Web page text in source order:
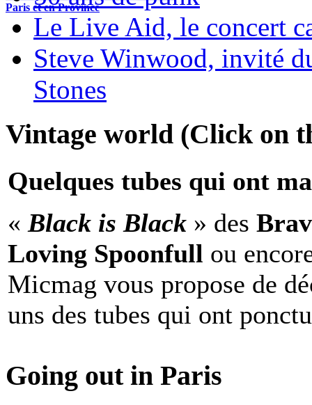
Paris et en Province
Le Live Aid, le concert
Steve Winwood, invité
Stones
Vintage world (Click on
Quelques tubes qui ont
« Black is Black » des
Loving Spoonfull ou
Micmag vous propose de
uns des tubes qui ont
Going out in Paris